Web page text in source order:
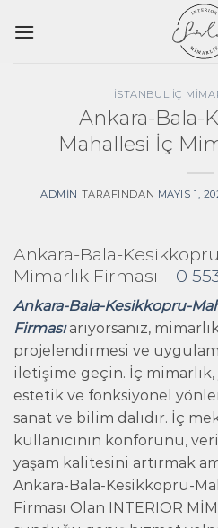
atla
İSTANBUL İÇ
Ankara-Bala-
Mahallesi İç
ADMIN TARAFINDAN MAYIS 1,
Ankara-Bala-
Mimarlık Firması – 0
Ankara-Bala-Kesikkopru-
Firmasıarıyorsanız,
projelendirmesi ve
iletişime geçin. İç mimarlık,
estetik ve fonksiyonel
sanat ve bilim dalıdır. İç
kullanıcının konforunu,
yaşam kalitesini artırmak
Ankara-Bala-Kesikkopru-
Firması Olan INTERIOR